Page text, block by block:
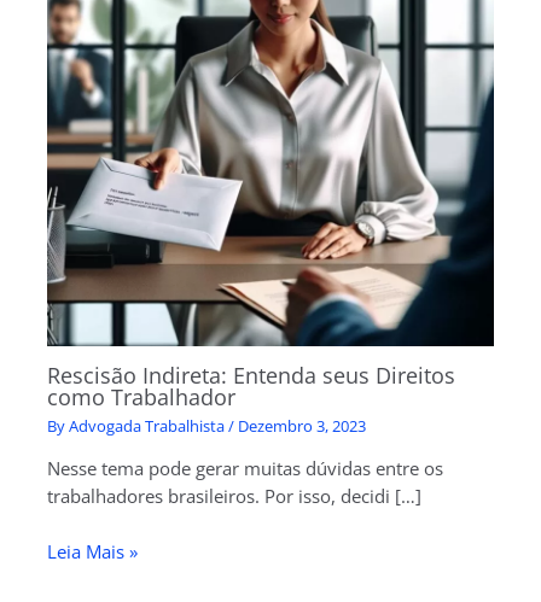
Rescisão Indireta: Entenda seus Direitos
como Trabalhador
ByAdvogada Trabalhista/ Dezembro 3, 2023
Nesse tema pode gerar muitas dúvidas entre os
trabalhadores brasileiros. Por isso, decidi […]
Leia Mais »